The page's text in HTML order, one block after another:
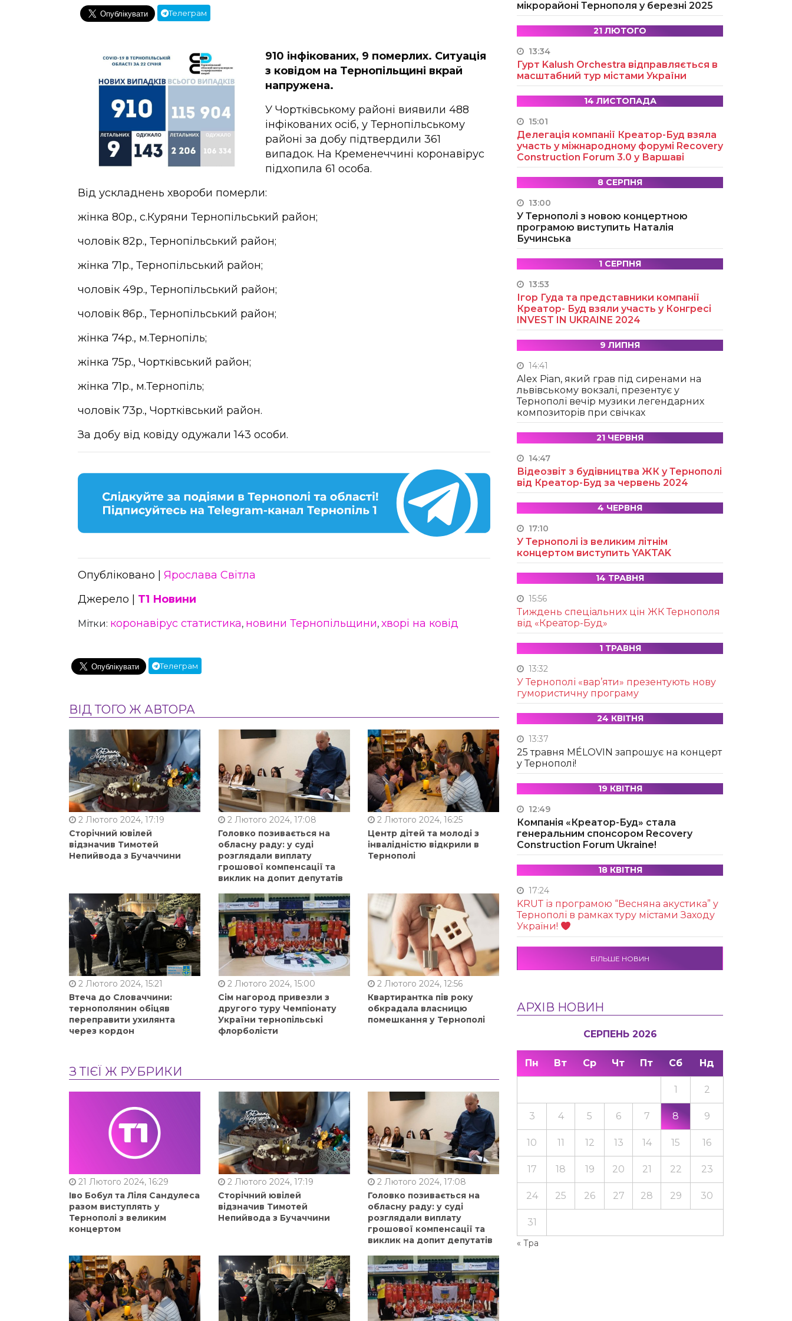
Телеграм
910 інфікованих, 9 померлих. Ситуація
з ковідом на Тернопільщині вкрай
напружена.
У Чортківському районі виявили 488
інфікованих осіб, у Тернопільському
районі за добу підтвердили 361
випадок. На Кременеччині коронавірус
підхопила 61 особа.
Від ускладнень хвороби померли:
жінка 80р., с.Куряни Тернопільський район;
чоловік 82р., Тернопільський район;
жінка 71р., Тернопільський район;
чоловік 49р., Тернопільський район;
чоловік 86р., Тернопільський район;
жінка 74р., м.Тернопіль;
жінка 75р., Чортківський район;
жінка 71р., м.Тернопіль;
чоловік 73р., Чортківський район.
За добу від ковіду одужали 143 особи.
Опубліковано | Ярослава Світла
Джерело | Т1 Новини
Мітки: коронавірус статистика, новини Тернопільщини, хворі на ковід
Телеграм
ВІД ТОГО Ж АВТОРА
2 Лютого 2024, 17:19
Сторічний ювілей
відзначив Тимотей
Непийвода з Бучаччини
2 Лютого 2024, 17:08
Головко позивається на
обласну раду: у суді
розглядали виплату
грошової компенсації та
виклик на допит депутатів
2 Лютого 2024, 16:25
Центр дітей та молоді з
інвалідністю відкрили в
Тернополі
2 Лютого 2024, 15:21
Втеча до Словаччини:
тернополянин обіцяв
переправити ухилянта
через кордон
2 Лютого 2024, 15:00
Сім нагород привезли з
другого туру Чемпіонату
України тернопільські
флорболісти
2 Лютого 2024, 12:56
Квартирантка пів року
обкрадала власницю
помешкання у Тернополі
З ТІЄЇ Ж РУБРИКИ
21 Лютого 2024, 16:29
Іво Бобул та Ліля Сандулеса
разом виступлять у
Тернополі з великим
концертом
2 Лютого 2024, 17:19
Сторічний ювілей
відзначив Тимотей
Непийвода з Бучаччини
2 Лютого 2024, 17:08
Головко позивається на
обласну раду: у суді
розглядали виплату
грошової компенсації та
виклик на допит депутатів
мікрорайоні Тернополя у березні 2025
21 ЛЮТОГО
13:34
Гурт Kalush Orchestra відправляється в
масштабний тур містами України
14 ЛИСТОПАДА
15:01
Делегація компанії Креатор-Буд взяла
участь у міжнародному форумі Recovery
Construction Forum 3.0 у Варшаві
8 СЕРПНЯ
13:00
У Тернополі з новою концертною
програмою виступить Наталія
Бучинська
1 СЕРПНЯ
13:53
Ігор Гуда та представники компанії
Креатор- Буд взяли участь у Конгресі
INVEST IN UKRAINE 2024
9 ЛИПНЯ
14:41
Alex Pian, який грав під сиренами на
львівському вокзалі, презентує у
Тернополі вечір музики легендарних
композиторів при свічках
21 ЧЕРВНЯ
14:47
Відеозвіт з будівництва ЖК у Тернополі
від Креатор-Буд за червень 2024
4 ЧЕРВНЯ
17:10
У Тернополі із великим літнім
концертом виступить YAKTAK
14 ТРАВНЯ
15:56
Тиждень спеціальних цін ЖК Тернополя
від «Креатор-Буд»
1 ТРАВНЯ
13:32
У Тернополі «вар’яти» презентують нову
гумористичну програму
24 КВІТНЯ
13:37
25 травня MÉLOVIN запрошує на концерт
у Тернополі!
19 КВІТНЯ
12:49
Компанія «Креатор-Буд» стала
генеральним спонсором Recovery
Construction Forum Ukraine!
18 КВІТНЯ
17:24
KRUТ із програмою “Весняна акустика” у
Тернополі в рамках туру містами Заходу
України!
БІЛЬШЕ НОВИН
АРХІВ НОВИН
СЕРПЕНЬ 2026
Пн Вт Ср Чт Пт Сб Нд
« Тра
1 2
3 4 5 6 7 8 9
10 11 12 13 14 15 16
17 18 19 20 21 22 23
24 25 26 27 28 29 30
31